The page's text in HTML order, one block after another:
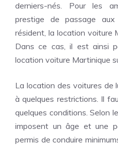
derniers-nés. Pour les
prestige de passage
résident, la location voiture
Dans ce cas, il est ainsi
location voiture Martinique
La location des voitures de
à quelques restrictions. Il
quelques conditions. Selon
imposent un âge et une
permis de conduire